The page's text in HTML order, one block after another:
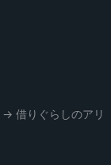
→ 借りぐらしのアリ